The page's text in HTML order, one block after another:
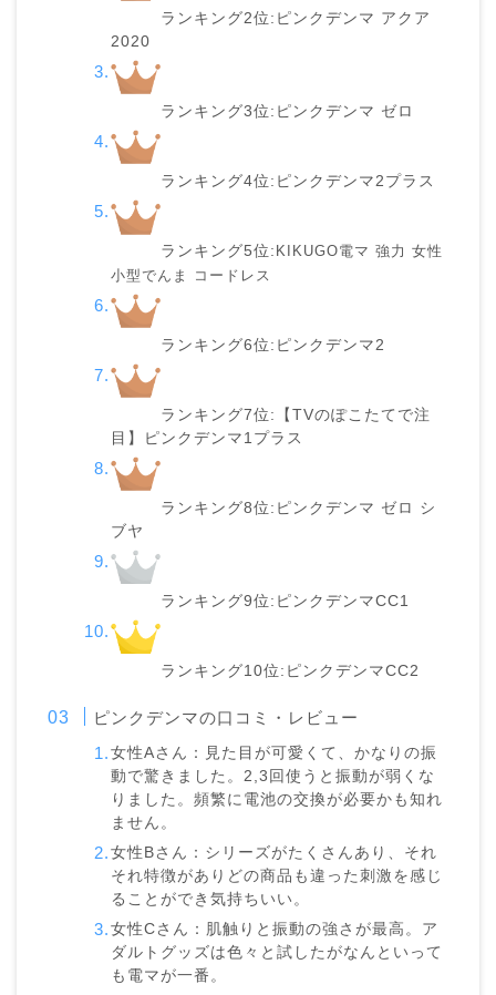
ランキング2位:ピンクデンマ アクア
2020
ランキング3位:ピンクデンマ ゼロ
ランキング4位:ピンクデンマ2プラス
ランキング5位: KIKUGO電マ 強力 女性
小型でんま コードレス
ランキング6位:ピンクデンマ2
ランキング7位:【TVのぽこたてで注
目】ピンクデンマ1プラス
ランキング8位:ピンクデンマ ゼロ シ
ブヤ
ランキング9位:ピンクデンマCC1
ランキング10位:ピンクデンマCC2
ピンクデンマの口コミ・レビュー
女性Aさん：見た目が可愛くて、かなりの振
動で驚きました。2,3回使うと振動が弱くな
りました。頻繁に電池の交換が必要かも知れ
ません。
女性Bさん：シリーズがたくさんあり、それ
それ特徴がありどの商品も違った刺激を感じ
ることができ気持ちいい。
女性Cさん：肌触りと振動の強さが最高。ア
ダルトグッズは色々と試したがなんといって
も電マが一番。